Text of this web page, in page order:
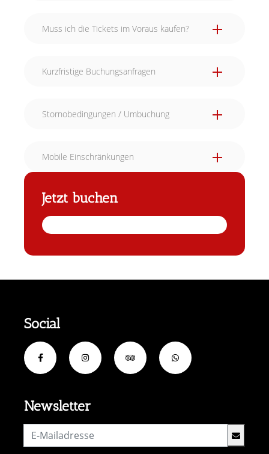
Muss ich die Tickets im Voraus kaufen?
Kurzfristige Buchungsanfragen
Stornobedingungen / Umbuchung
Mobile Einschränkungen
Jetzt buchen
Newsletter
Social